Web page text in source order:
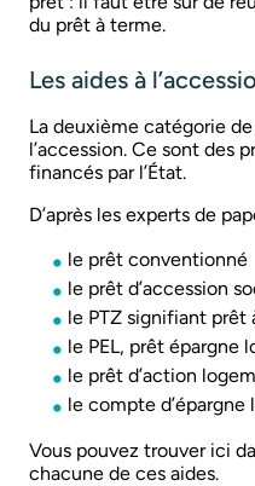
du prêt à terme.
Les aides à
La deuxième catégorie
l’accession. Ce sont des
financés par l’État.
D’après les experts de
le prêt conventionné
le prêt d’accession
le PTZ signifiant prêt
le PEL, prêt épargne
le prêt d’action
le compte d’épargne
Vous pouvez trouver ici
chacune de ces aides.